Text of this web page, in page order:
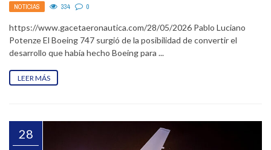
NOTICIAS 334 0
https://www.gacetaeronautica.com/28/05/2026 Pablo Luciano
Potenze El Boeing 747 surgió de la posibilidad de convertir el
desarrollo que había hecho Boeing para ...
LEER MÁS
28